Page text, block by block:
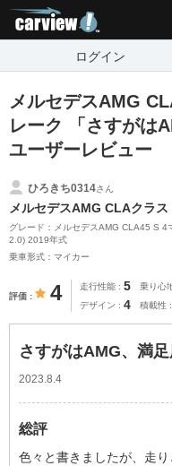
ログイン
メルセデスAMG
レーク 「さすがは
ユーザーレビュー
ひろきち0314さん
メルセデスAMG CLAクラ
グレード：メルセデスAMG CLA45 S 4
2.0) 2019年式
乗車形式：マイカー
評価 4 走行性能 5 乗り心
デザイン 4 積載性
さすがはAMG、満足
2023.8.4
総評
色々と書きましたが、走